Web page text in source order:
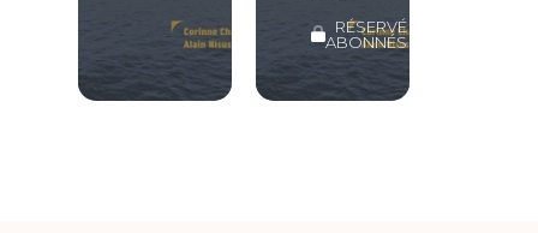
RÉSERVÉ
ABONNÉS